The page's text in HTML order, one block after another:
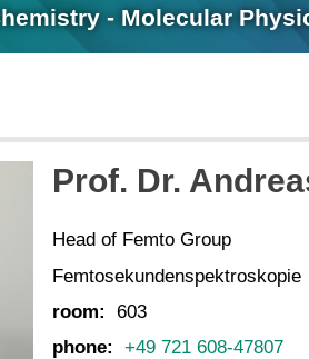
- Molecular
Prof. Dr.
Head of Femto Group
Femtosekundenspektroskopie
room:
603
phone:
+49 721 608-47807